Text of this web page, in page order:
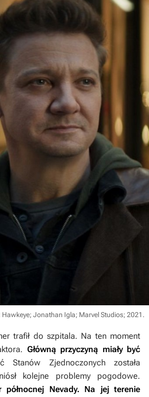
Hawkeye; Jonathan Igla; Marvel Studios; 2021 .
trafił do szpitala. Na ten moment
Główną przyczyną miały być
Zjednoczonych została
kolejne problemy pogodowe.
północnej Nevady. Na jej terenie